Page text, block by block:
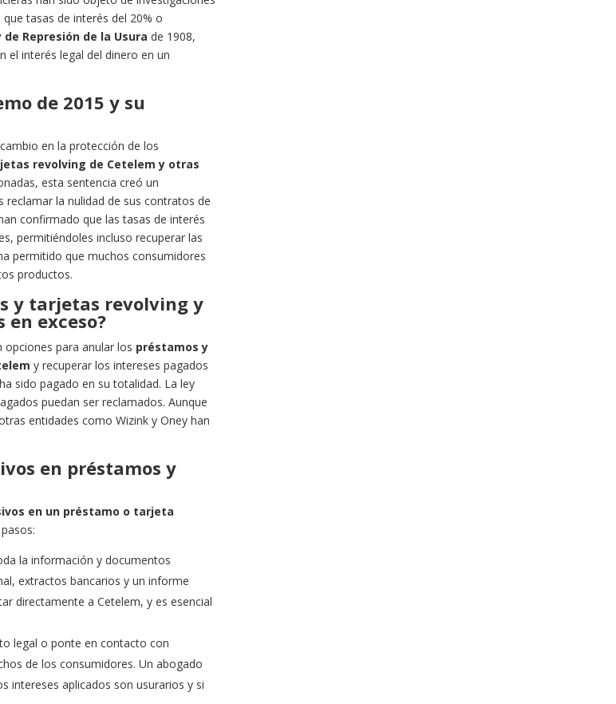
tasas de interés del 20% o
de Represión de la Usura de 1908,
el interés legal del dinero en un
de 2015 y su
en la protección de los
revolving de Cetelem y otras
esta sentencia creó un
la nulidad de sus contratos de
confirmado que las tasas de interés
permitiéndoles incluso recuperar las
permitido que muchos consumidores
productos.
y tarjetas revolving y
exceso?
opciones para anular los préstamos y
y recuperar los intereses pagados
sido pagado en su totalidad. La ley
puedan ser reclamados. Aunque
entidades como Wizink y Oney han
en préstamos y
en un préstamo o tarjeta
la información y documentos
extractos bancarios y un informe
directamente a Cetelem, y es esencial
legal o ponte en contacto con
de los consumidores. Un abogado
intereses aplicados son usurarios y si